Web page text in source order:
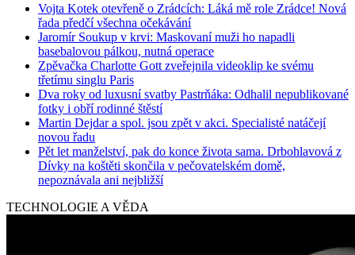
Vojta Kotek otevřeně o Zrádcích: Láká mě role Zrádce! Nová
řada předčí všechna očekávání
Jaromír Soukup v krvi: Maskovaní muži ho napadli
basebalovou pálkou, nutná operace
Zpěvačka Charlotte Gott zveřejnila videoklip ke svému
třetímu singlu Paris
Dva roky od luxusní svatby Pastrňáka: Odhalil nepublikované
fotky i obří rodinné štěstí
Martin Dejdar a spol. jsou zpět v akci. Specialisté natáčejí
novou řadu
Pět let manželství, pak do konce života sama. Drbohlavová z
Dívky na koštěti skončila v pečovatelském domě,
nepoznávala ani nejbližší
TECHNOLOGIE A VĚDA